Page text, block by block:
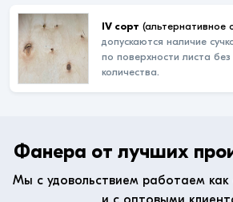
IV сорт (альтернативное
допускаются наличие
по поверхности листа
количества.
Фанера от лучших
Мы с удовольствием работаем как